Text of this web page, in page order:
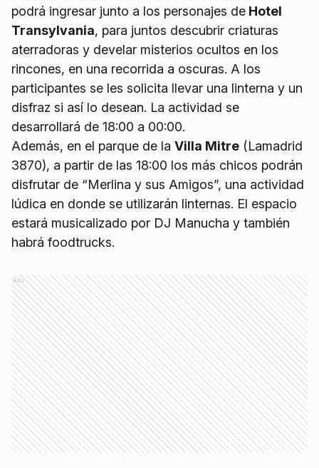
podrá ingresar junto a los personajes de Hotel
Transylvania, para juntos descubrir criaturas
aterradoras y develar misterios ocultos en los
rincones, en una recorrida a oscuras. A los
participantes se les solicita llevar una linterna y un
disfraz si así lo desean. La actividad se
desarrollará de 18:00 a 00:00.
Además, en el parque de la Villa Mitre (Lamadrid
3870), a partir de las 18:00 los más chicos podrán
disfrutar de “Merlina y sus Amigos”, una actividad
lúdica en donde se utilizarán linternas. El espacio
estará musicalizado por DJ Manucha y también
habrá foodtrucks.
Ads